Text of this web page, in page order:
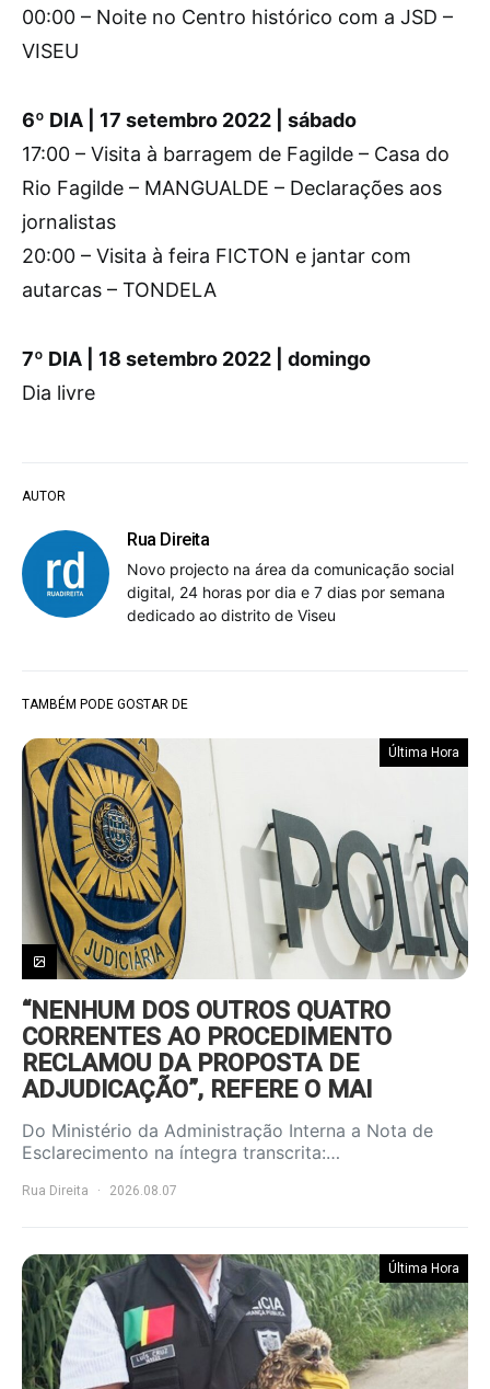
AUTOR
Rua Direita
Novo projecto na área da comunicação social
digital, 24 horas por dia e 7 dias por semana
dedicado ao distrito de Viseu
00:00 – Noite no Centro histórico com a JSD –
VISEU
6º DIA | 17 setembro 2022 | sábado
17:00 – Visita à barragem de Fagilde – Casa do
Rio Fagilde – MANGUALDE – Declarações aos
jornalistas
20:00 – Visita à feira FICTON e jantar com
autarcas – TONDELA
7º DIA | 18 setembro 2022 | domingo
Dia livre
TAMBÉM PODE GOSTAR DE
Última Hora
“NENHUM DOS OUTROS QUATRO
CORRENTES AO PROCEDIMENTO
RECLAMOU DA PROPOSTA DE
ADJUDICAÇÃO”, REFERE O MAI
Do Ministério da Administração Interna a Nota de
Esclarecimento na íntegra transcrita:…
Rua Direita 2026.08.07
Última Hora